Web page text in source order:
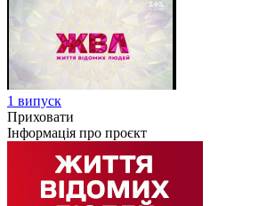
1 випуск
Приховати
Інформація про проєкт